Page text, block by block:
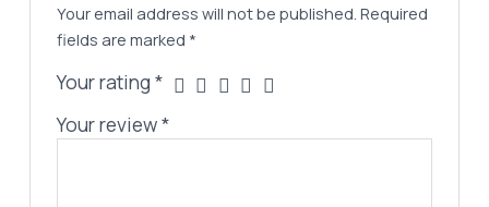
Your email address will not be published. Required
fields are marked *
Your rating*
Your review*